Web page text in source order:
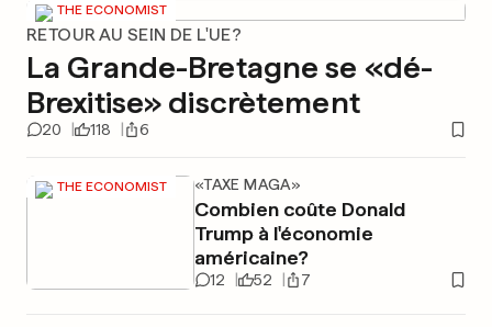
THE ECONOMIST
RETOUR AU SEIN DE L'UE?
La Grande-Bretagne se «dé-
Brexitise» discrètement
20 118 6
THE ECONOMIST «TAXE MAGA»
Combien coûte Donald
Trump à l'économie
américaine?
12 52 7